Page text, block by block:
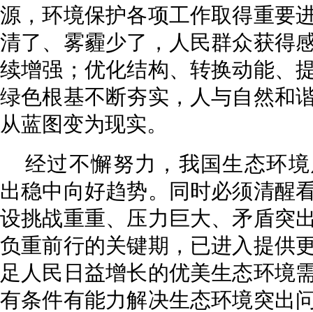
源，环境保护各项工作取得重要
清了、雾霾少了，人民群众获得
续增强；优化结构、转换动能、
绿色根基不断夯实，人与自然和
从蓝图变为现实。
经过不懈努力，我国生态环
出稳中向好趋势。同时必须清醒
设挑战重重、压力巨大、矛盾突
负重前行的关键期，已进入提供
足人民日益增长的优美生态环境
有条件有能力解决生态环境突出